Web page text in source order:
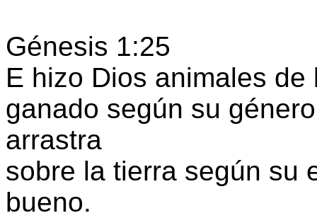
Génesis 1:25
E hizo Dios animales
ganado según su
arrastra
sobre la tierra según su
bueno.